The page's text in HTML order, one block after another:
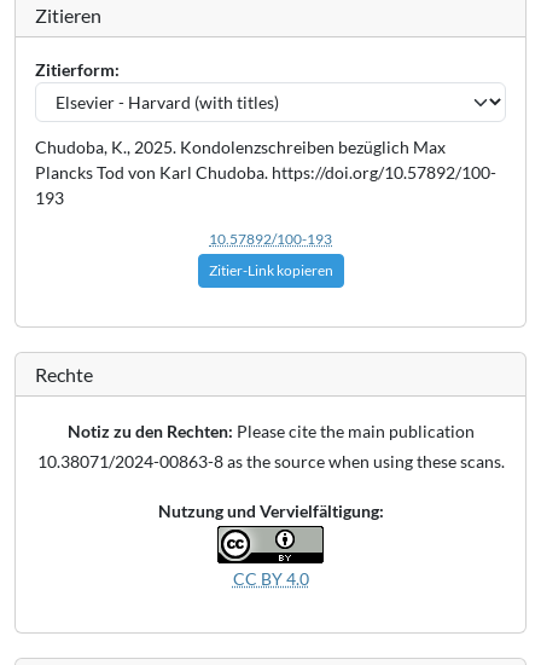
Zitieren
Zitierform:
Chudoba, K., 2025. Kondolenzschreiben bezüglich Max
Plancks Tod von Karl Chudoba. https://doi.org/10.57892/100-
193
10.57892/100-193
Zitier-Link kopieren
Rechte
Notiz zu den Rechten: Please cite the main publication
10.38071/2024-00863-8 as the source when using these scans.
Nutzung und Vervielfältigung:
CC BY 4.0